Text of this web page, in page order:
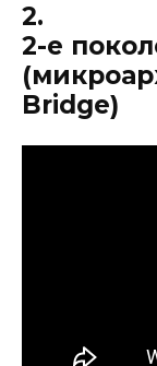
2.
2-е
Bridge)